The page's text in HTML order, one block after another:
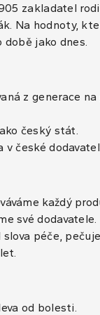
zakladatel
Na hodnoty,
jako dnes.
z generace
český stát.
v české
každý
své dodavatele.
péče,
od bolesti.